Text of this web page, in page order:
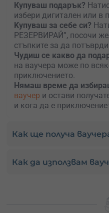
Купуваш подарък?
избери дигитален или в
Kупуваш за себе си?
РЕЗЕРВИРАЙ”, посочи
стъпките за да
Чудиш се какво да
на ваучера може по
приключението.
Нямаш време да
ваучер и остави
и кога да е
Как ще получа
Как да използвам